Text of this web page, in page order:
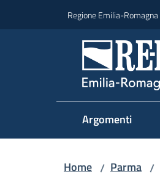
Regione Emilia-Romagna
Argomenti
Home / Parma /